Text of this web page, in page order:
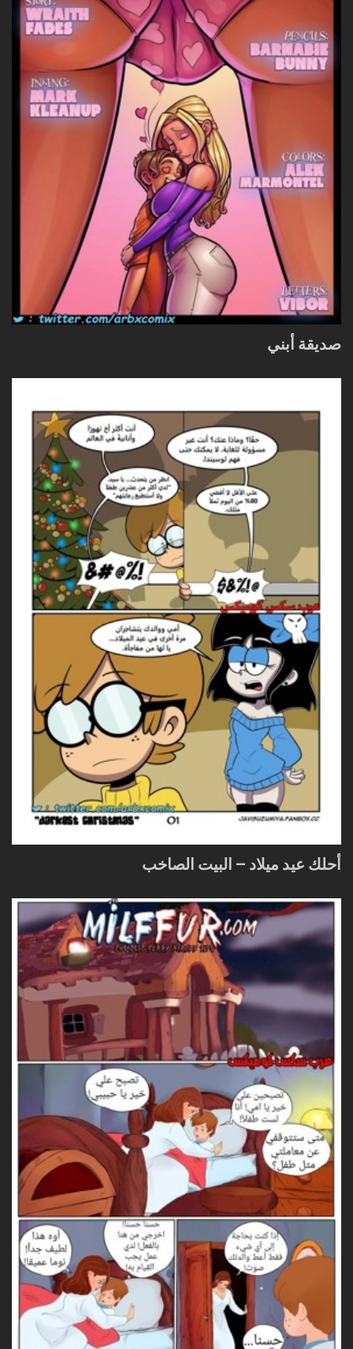
صديقة أبني
أحلك عيد ميلاد – البيت الصاخب